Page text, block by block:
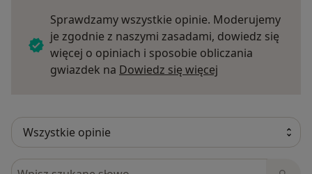
stabilizacja, mobilizacja, wzmacnianie i
przywracanie prawidłowych wzorców ruchowych.
Współpracy z ortopedą i zespołem medycznym
leczenia specjalistycznego.
Spersonalizowanego planu powrotu do
aktywności — stopniowego, bezpiecznego i
Sprawdzamy wszystkie opinie. Moderujemy
je zgodnie z naszymi zasadami, dowiedz się
więcej o opiniach i sposobie obliczania
gwiazdek na Dowiedz się więcej
Szukaj w opiniach